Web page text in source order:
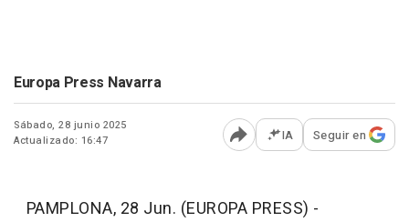
Europa Press Navarra
Sábado, 28 junio 2025
Actualizado: 16:47
Abrir opciones para
IA Seguir en
PAMPLONA, 28 Jun. (EUROPA PRESS) -